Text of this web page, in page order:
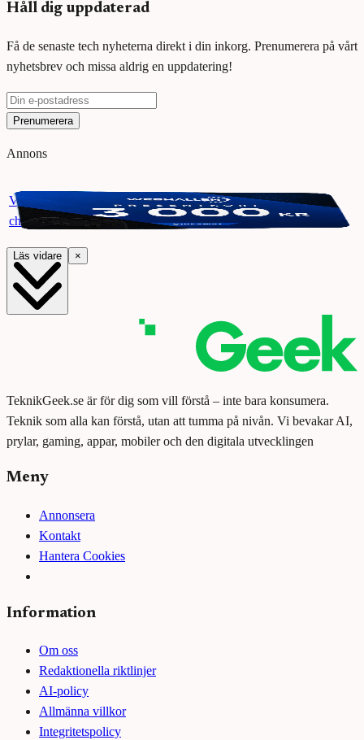
Håll dig uppdaterad
Få de senaste tech nyheterna direkt i din inkorg. Prenumerera på vårt
nyhetsbrev och missa aldrig en uppdatering!
Prenumerera
Annons
Vinn ett presentkort på Webhallen. Delta i vår giveaway för
chansen att vinna 3000 kr.
Läs vidare ×
TeknikGeek.se är för dig som vill förstå – inte bara konsumera.
Teknik som alla kan förstå, utan att tumma på nivån. Vi bevakar AI,
prylar, gaming, appar, mobiler och den digitala utvecklingen
Meny
Annonsera
Kontakt
Hantera Cookies
Information
Om oss
Redaktionella riktlinjer
AI-policy
Allmänna villkor
Integritetspolicy